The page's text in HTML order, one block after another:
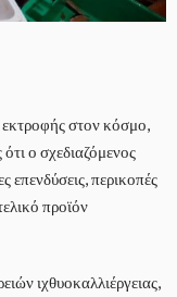
στον κόσμο,
ο σχεδιαζόμενος
περικοπές
προϊόν
ιχθυοκαλλιέργειας,